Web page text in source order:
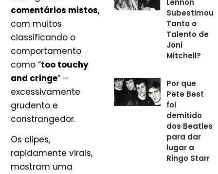
comentários mistos,
com muitos
classificando o
comportamento
como “too touchy
and cringe” –
excessivamente
grudento e
constrangedor.
Os clipes,
rapidamente virais,
mostram uma
Lennon
Subestimou
Tanto o
Talento de
Joni
Mitchell?
Por que
Pete Best
foi
demitido
dos Beatles
para dar
lugar a
Ringo Starr